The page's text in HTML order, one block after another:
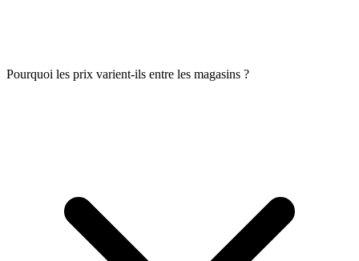
Pourquoi les prix varient-ils entre les magasins ?